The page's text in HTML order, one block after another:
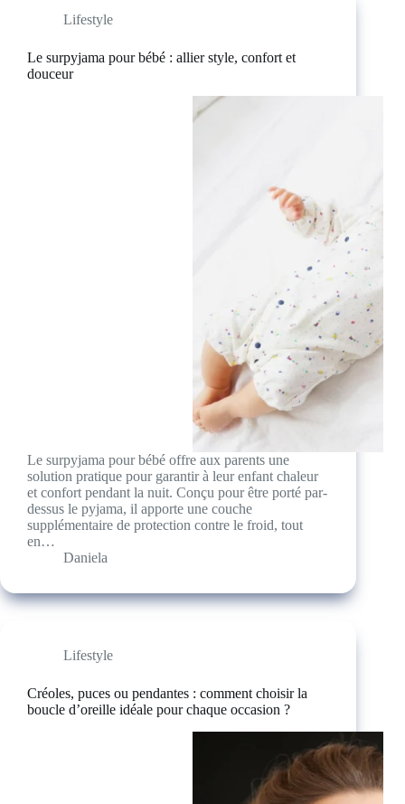
Lifestyle
Le surpyjama pour bébé : allier style, confort et
douceur
Le surpyjama pour bébé offre aux parents une
solution pratique pour garantir à leur enfant chaleur
et confort pendant la nuit. Conçu pour être porté par-
dessus le pyjama, il apporte une couche
supplémentaire de protection contre le froid, tout
en…
Daniela
Lifestyle
Créoles, puces ou pendantes : comment choisir la
boucle d’oreille idéale pour chaque occasion ?